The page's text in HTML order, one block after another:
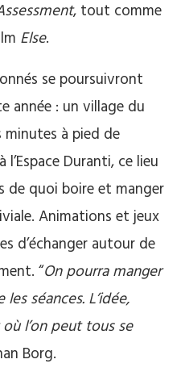
, tout comme
Else.
se poursuivront
année : un village du
à pied de
l’Espace Duranti, ce lieu
de quoi boire et manger
Animations et jeux
d’échanger autour de
“On pourra manger
séances. L’idée,
l’on peut tous se
Borg.